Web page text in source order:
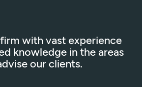
with vast experience
knowledge in the areas
our clients.